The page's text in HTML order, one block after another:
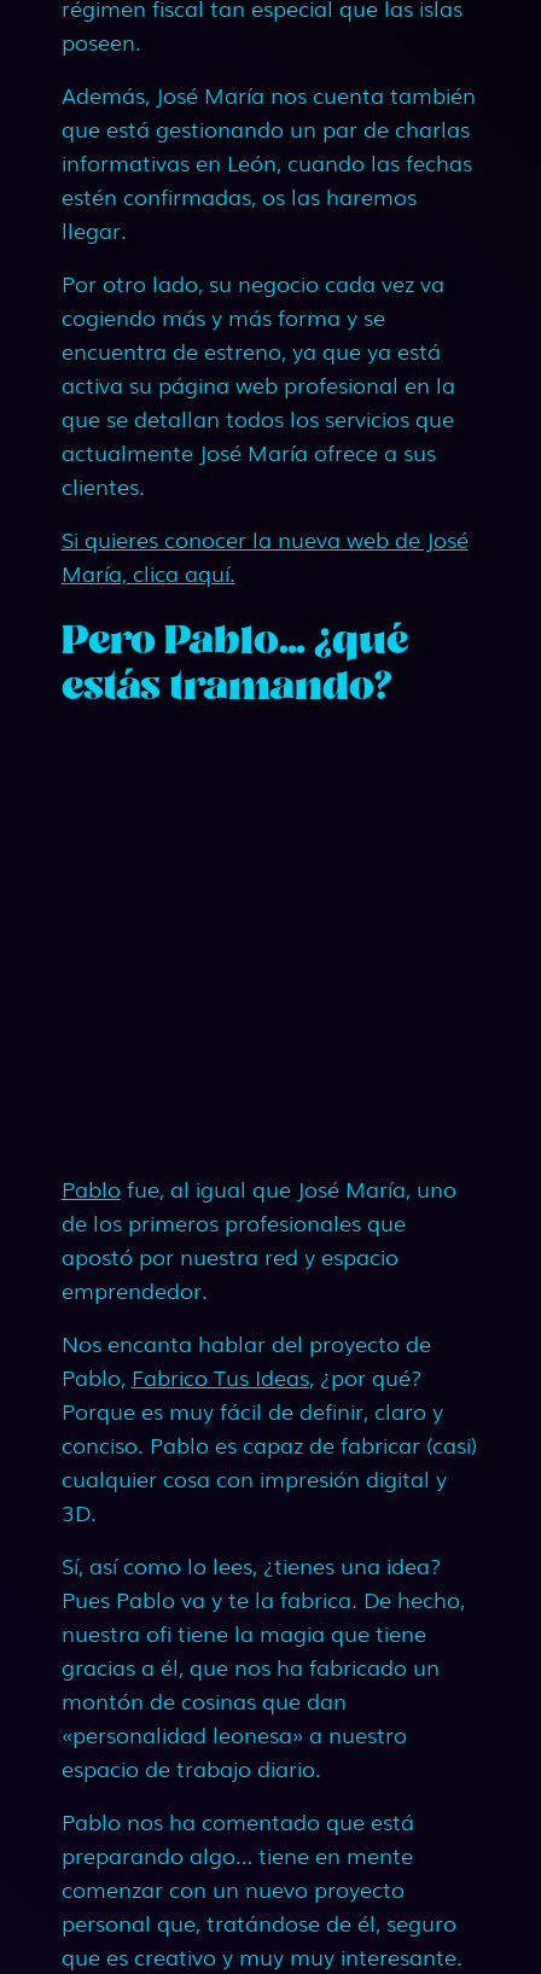
régimen fiscal tan especial que las islas
poseen.
Además, José María nos cuenta también
que está gestionando un par de charlas
informativas en León, cuando las fechas
estén confirmadas, os las haremos
llegar.
Por otro lado, su negocio cada vez va
cogiendo más y más forma y se
encuentra de estreno, ya que ya está
activa su página web profesional en la
que se detallan todos los servicios que
actualmente José María ofrece a sus
clientes.
Si quieres conocer la nueva web de José
María, clica aquí.
Pero Pablo… ¿qué
estás tramando?
Pablo fue, al igual que José María, uno
de los primeros profesionales que
apostó por nuestra red y espacio
emprendedor.
Nos encanta hablar del proyecto de
Pablo, Fabrico Tus Ideas, ¿por qué?
Porque es muy fácil de definir, claro y
conciso. Pablo es capaz de fabricar (casi)
cualquier cosa con impresión digital y
3D.
Sí, así como lo lees, ¿tienes una idea?
Pues Pablo va y te la fabrica. De hecho,
nuestra ofi tiene la magia que tiene
gracias a él, que nos ha fabricado un
montón de cosinas que dan
«personalidad leonesa» a nuestro
espacio de trabajo diario.
Pablo nos ha comentado que está
preparando algo… tiene en mente
comenzar con un nuevo proyecto
personal que, tratándose de él, seguro
que es creativo y muy muy interesante.